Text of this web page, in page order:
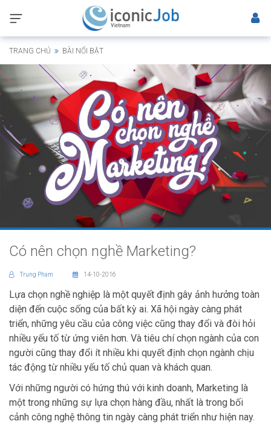
TRANG CHỦ BÀI NỔI BẬT
Có nên chọn nghề Marketing?
Trung Pham 14-10-2016
Lựa chọn nghề nghiệp là một quyết định gây ảnh hưởng toàn
diện đến cuộc sống của bất kỳ ai. Xã hội ngày càng phát
triển, những yêu cầu của công việc cũng thay đổi và đòi hỏi
nhiều yếu tố từ ứng viên hơn. Và tiêu chí chọn ngành của con
người cũng thay đổi ít nhiều khi quyết định chọn ngành chịu
tác động từ nhiều yếu tố chủ quan và khách quan.
Với những người có hứng thú với kinh doanh, Marketing là
một trong những sự lựa chọn hàng đầu, nhất là trong bối
cảnh công nghệ thông tin ngày càng phát triển như hiện nay.